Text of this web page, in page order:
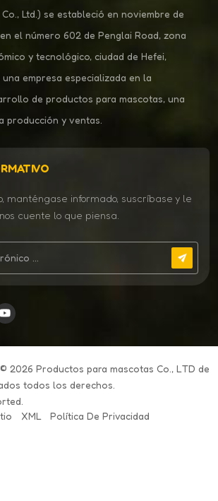
Ltd.) se estableció en noviembre de
el número 602 de Penglai Road, zona
y tecnológico, ciudad de Hefei,
empresa especializada en la
de productos para mascotas, una
producción y ventas.
manténgase informado, suscríbase y le
cuente lo que piensa.
2026 Productos para mascotas Co., LTD de
todos los derechos.
XML Política De Privacidad